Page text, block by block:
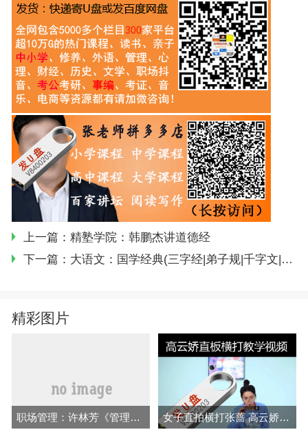
上一篇： 精塾学院：韩鹏杰讲道德经
下一篇： 大语文：国学经典(三字经|弟子规|千字文|论语|孟子)
精彩图片
职场管理：许林芳《管理七剑》课程 女子直拍横打张蔷 高云娇 穆静毓挑拉打 拧全套乒乓教学视频